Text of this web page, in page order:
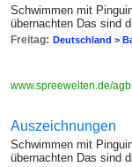
Schwimmen mit
übernachten Das sind
Freitag: Deutschland >
www.spreewelten.de/
Auszeichnungen
Schwimmen mit
übernachten Das sind